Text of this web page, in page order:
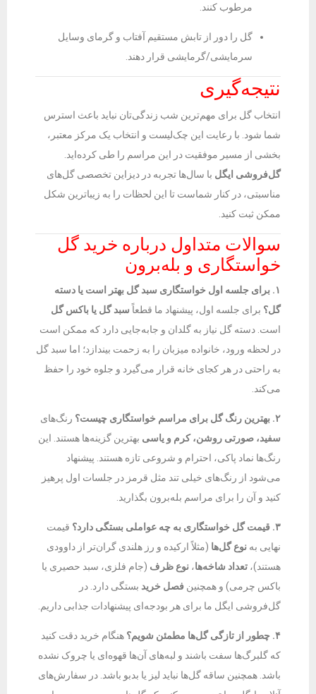
مرطوب کنند.
گل را دور از تابش مستقیم آفتاب و گرمای وسایل
سرمایشی/گرمایشی قرار دهند.
نتیجه‌گیری
انتخاب گل برای مهم‌ترین شب زندگی‌تان نباید باعث استرس
شما شود. با رعایت این چک‌لیست و انتخاب یک مرکز معتبر،
بخشی از مسیر موفقیت در این مراسم را طی کرده‌اید.
گل‌فروشی ایگل با سال‌ها تجربه در دیزاین تخصصی گل‌های
مناسبتی، در کنار شماست تا این لحظات را به زیباترین شکل
ممکن ثبت کنید.
سوالات متداول درباره خرید گل
خواستگاری و بله‌برون
۱. برای جلسه اول خواستگاری سبد گل بهتر است یا دسته
گل؟ برای جلسه اول، پیشنهاد ما قطعاً سبد گل یا باکس گل
است. دسته گل نیاز به گلدان و جابه‌جایی دارد که ممکن است
در لحظه ورود، خانواده میزبان را به زحمت بیندازد؛ اما سبد گل
به راحتی در هر کجای خانه قرار می‌گیرد و جلوه خود را حفظ
می‌کند.
۲. بهترین رنگ گل برای مراسم خواستگاری چیست؟
رنگ‌های
سفید، صورتی روشن، کرم و یاسی بهترین گزینه‌ها هستند. این
رنگ‌ها نماد پاکی، احترام و شروعی تازه هستند. پیشنهاد
می‌شود از رنگ‌های خیلی تند مثل قرمز در جلسات اول پرهیز
کنید و آن را برای مراسم بله‌برون بگذارید.
۳. قیمت گل خواستگاری به چه عواملی بستگی دارد؟
قیمت
نهایی به نوع گل‌ها (مثلاً ارکیده و رز هلندی گران‌تر از داوودی
هستند)، تعداد شاخه‌ها، نوع ظرف (جام فلزی، سبد حصیری یا
باکس چرمی) و همچنین فصل خرید بستگی دارد. در
گل‌فروشی ایگل ما برای هر بودجه‌ای پیشنهادات جذابی داریم.
۴. چطور از تازگی گل‌ها مطمئن شویم؟
هنگام خرید دقت کنید
که گلبرگ‌ها سفت باشند و لبه‌های آن‌ها قهوه‌ای یا چروک نشده
باشد. همچنین ساقه گل‌ها نباید لیز یا بدبو باشد. در سفارش‌های